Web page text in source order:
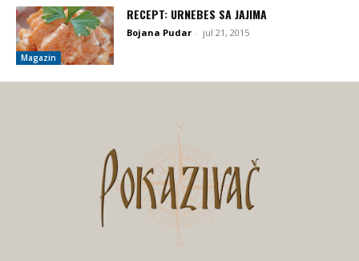
Magazin
RECEPT: URNEBES SA JAJIMA
Bojana Pudar - jul 21, 2015